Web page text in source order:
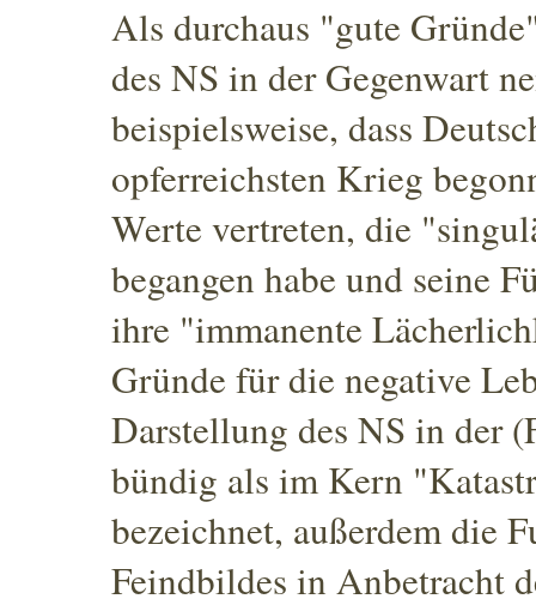
Als durchaus "gute
des NS in der Gegenwart
beispielsweise, dass
opferreichsten Krieg
Werte vertreten, die
begangen habe und seine
ihre "immanente
Gründe für die negative
Darstellung des NS in der
bündig als im Kern
bezeichnet, außerdem die
Feindbildes in Anbetracht